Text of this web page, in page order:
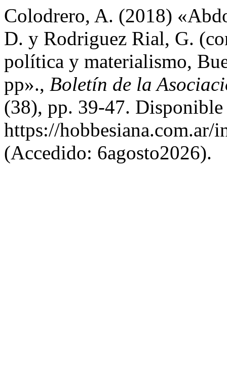
Colodrero, A. (2018)
D. y Rodriguez Rial, G.
política y materialismo,
pp»., Boletín de la
(38), pp. 39-47. Disponible
https://hobbesiana.com.ar/
(Accedido: 6agosto2026).